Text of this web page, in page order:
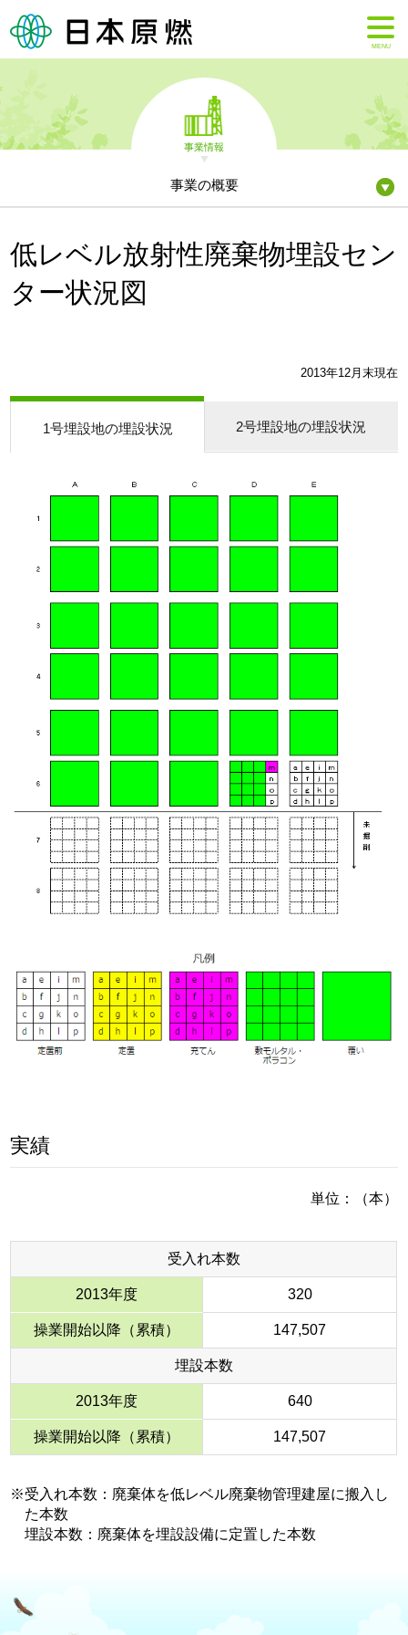
MENU
事業情報
事業の概要
低レベル放射性廃棄物埋設セン
ター状況図
2013年12月末現在
1号埋設地の埋設状況 2号埋設地の埋設状況
実績
単位：（本）
受入れ本数
2013年度 320
操業開始以降（累積） 147,507
埋設本数
2013年度 640
操業開始以降（累積） 147,507
※受入れ本数：廃棄体を低レベル廃棄物管理建屋に搬入し
た本数
埋設本数：廃棄体を埋設設備に定置した本数